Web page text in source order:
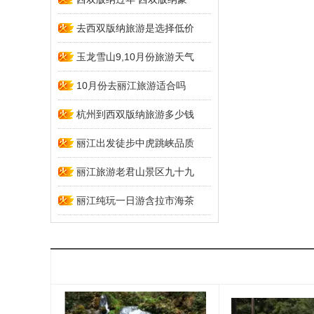
去西双版纳旅游是选择低价
玉龙雪山9,10月份旅游天气
10月份去丽江旅游适合吗
杭州到西双版纳旅游多少钱
丽江出发徒步中虎跳峡品质
丽江旅游老君山景区九十九
丽江纯玩一日游含拉市海茶